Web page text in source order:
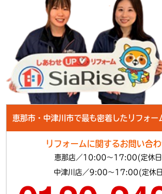
恵那市・中津川市で最も密着したリフォー
リフォームに関するお問い合わ
恵那店／10:00～17:00(定休日
中津川店／9:00～17:00(定休